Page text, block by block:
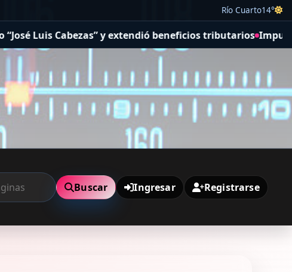
Río Cuarto14°
y extendió beneficios tributarios Impulsan una nueva
Buscar Ingresar Registrarse